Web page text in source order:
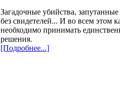
Загадочные убийства,
без свидетелей... И во всем этом
необходимо принимать
решения.
[Подробнее...]